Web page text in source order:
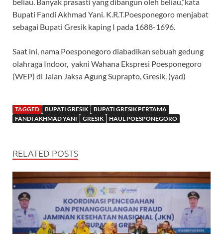
Bupati Fandi Akhmad Yani. K.R.T.Poesponegoro menjabat
sebagai Bupati Gresik kaping I pada 1688-1696.
Saat ini, nama Poesponegoro diabadikan sebuah gedung
olahraga Indoor, yakni Wahana Ekspresi Poesponegoro
(WEP) di Jalan Jaksa Agung Suprapto, Gresik. (yad)
TAGGED BUPATI GRESIK
BUPATI GRESIK PERTAMA
FANDI AKHMAD YANI
GRESIK HAUL POESPONEGORO
RELATED POSTS